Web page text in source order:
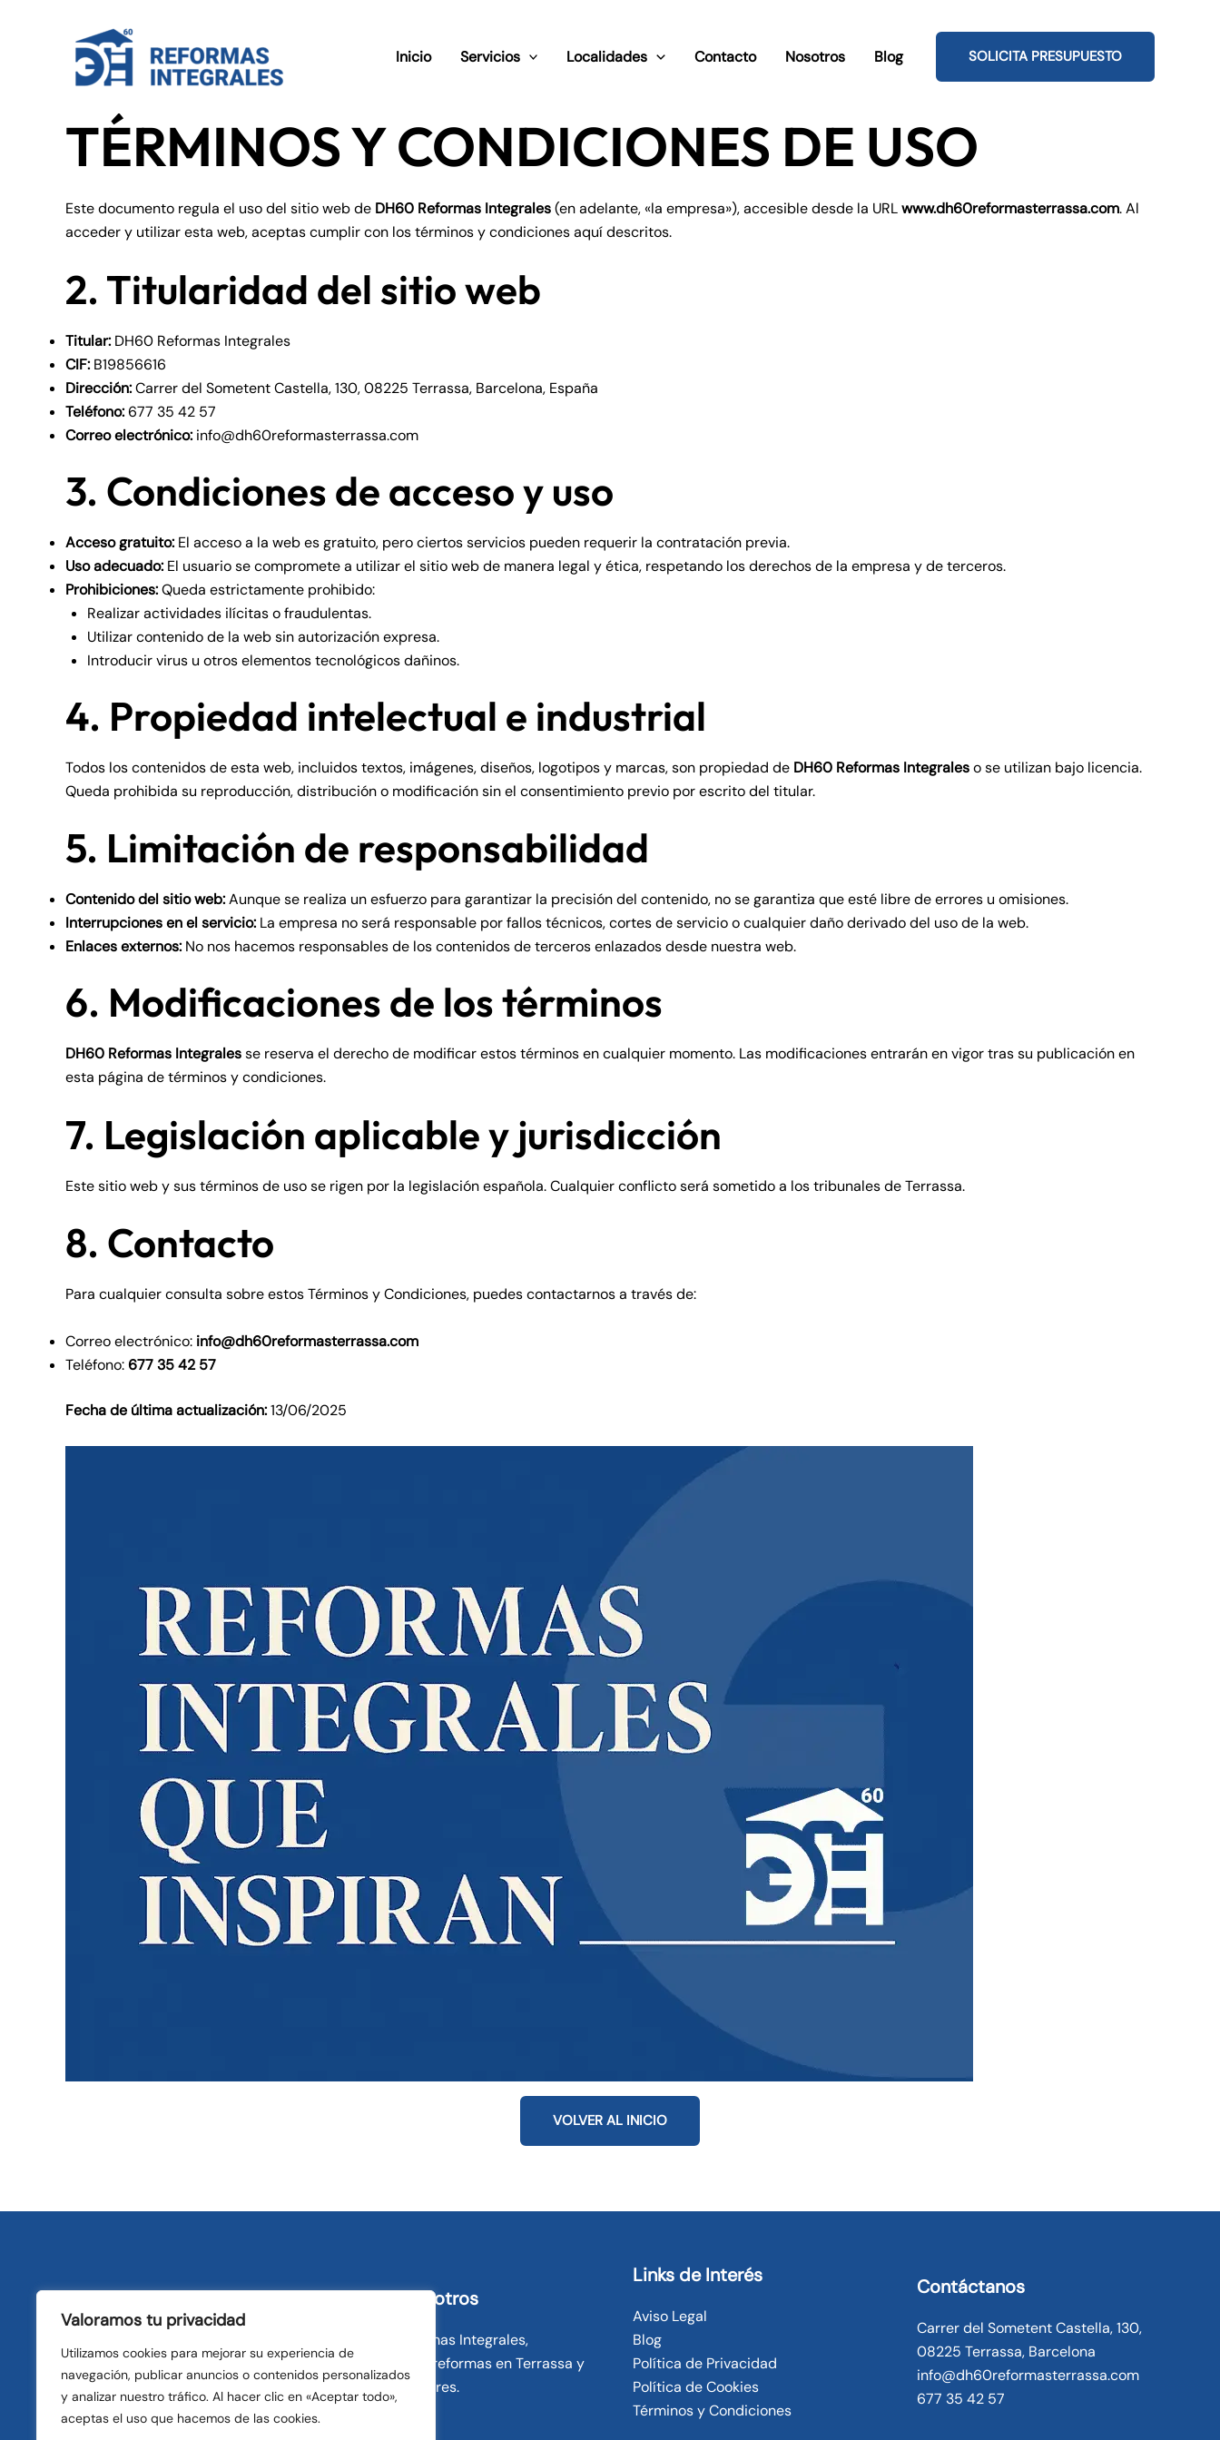
Valoramos tu privacidad
Utilizamos cookies para mejorar su experiencia de
navegación, publicar anuncios o contenidos personalizados
y analizar nuestro tráfico. Al hacer clic en «Aceptar todo»,
aceptas el uso que hacemos de las cookies.
Inicio Servicios Localidades Contacto Nosotros Blog SOLICITA PRESUPUESTO
TÉRMINOS Y CONDICIONES DE USO
Este documento regula el uso del sitio web de DH60 Reformas Integrales(en adelante, «la empresa»), accesible desde la URLwww.dh60reformasterrassa.com. Al
acceder y utilizar esta web, aceptas cumplir con los términos y condiciones aquí descritos.
2. Titularidad del sitio web
Titular: DH60 Reformas Integrales
CIF: B19856616
Dirección:Carrer del Sometent Castella, 130, 08225 Terrassa, Barcelona, España
Teléfono:677 35 42 57
Correo electrónico: info@dh60reformasterrassa.com
3. Condiciones de acceso y uso
Acceso gratuito: El acceso a la web es gratuito, pero ciertos servicios pueden requerir la contratación previa.
Uso adecuado: El usuario se compromete a utilizar el sitio web de manera legal y ética, respetando los derechos de la empresa y de terceros.
Prohibiciones:Queda estrictamente prohibido:
Realizar actividades ilícitas o fraudulentas.
Utilizar contenido de la web sin autorización expresa.
Introducir virus u otros elementos tecnológicos dañinos.
4. Propiedad intelectual e industrial
Todos los contenidos de esta web, incluidos textos, imágenes, diseños, logotipos y marcas, son propiedad de DH60 Reformas Integraleso se utilizan bajo licencia.
Queda prohibida su reproducción, distribución o modificación sin el consentimiento previo por escrito del titular.
5. Limitación de responsabilidad
Contenido del sitio web:Aunque se realiza un esfuerzo para garantizar la precisión del contenido, no se garantiza que esté libre de errores u omisiones.
Interrupciones en el servicio: La empresa no será responsable por fallos técnicos, cortes de servicio o cualquier daño derivado del uso de la web.
Enlaces externos: No nos hacemos responsables de los contenidos de terceros enlazados desde nuestra web.
6. Modificaciones de los términos
DH60 Reformas Integralesse reserva el derecho de modificar estos términos en cualquier momento. Las modificaciones entrarán en vigor tras su publicación en
esta página de términos y condiciones.
7. Legislación aplicable y jurisdicción
Este sitio web y sus términos de uso se rigen por la legislación española. Cualquier conflicto será sometido a los tribunales de Terrassa.
8. Contacto
Para cualquier consulta sobre estos Términos y Condiciones, puedes contactarnos a través de:
Correo electrónico: info@dh60reformasterrassa.com
Teléfono:677 35 42 57
Fecha de última actualización:13/06/2025
VOLVER AL INICIO
Sobre nosotros
DH60 Reformas Integrales,
expertos en reformas en Terrassa y
sus alrededores.
Links de Interés
Aviso Legal
Blog
Política de Privacidad
Política de Cookies
Términos y Condiciones
Contáctanos
Carrer del Sometent Castella, 130,
08225 Terrassa, Barcelona
info@dh60reformasterrassa.com
677 35 42 57